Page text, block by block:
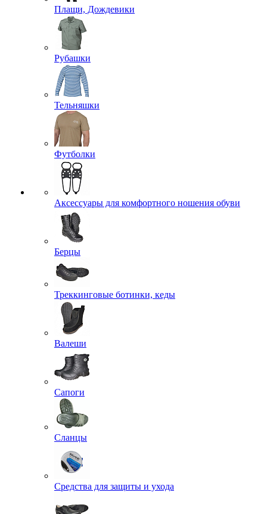
Плащи, Дождевики
Рубашки
Тельняшки
Футболки
Аксессуары для комфортного ношения обуви
Берцы
Треккинговые ботинки, кеды
Валеши
Сапоги
Сланцы
Средства для защиты и ухода